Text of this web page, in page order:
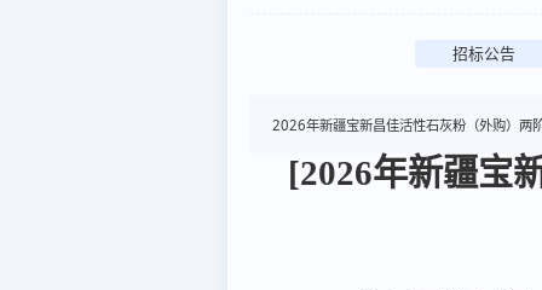
招标公告
2026年新疆宝新昌佳活性石灰粉（外购）
[2026年新疆宝